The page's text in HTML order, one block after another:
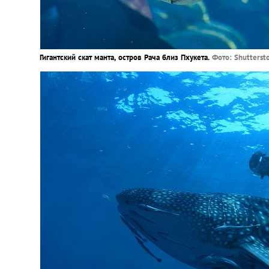
Гигантский скат манта, остров Рача близ Пхукета. Фото: